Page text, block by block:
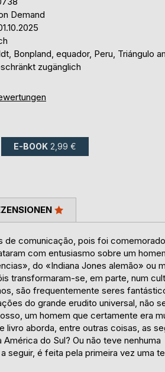
Demand
Bonpland, equador, Peru, Triángulo
zugänglich
E-BOOK 2,99 €
de comunicação, pois foi
com entusiasmo sobre um
do «Indiana Jones alemão» ou
transformaram-se, em parte, num
são frequentemente seres
do grande erudito universal, não
um homem que certamente era
livro aborda, entre outras coisas, as
do Sul? Ou não teve nenhuma
seguir, é feita pela primeira vez uma